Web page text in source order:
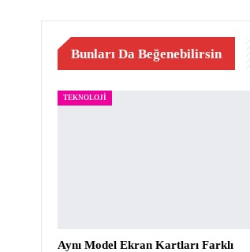
Bunları Da Beğenebilirsin
TEKNOLOJI
Aynı Model Ekran Kartları Farklı